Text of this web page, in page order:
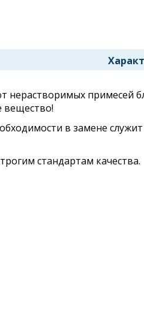
нерастворимых примесей
вещество!
в замене служит
стандартам качества.